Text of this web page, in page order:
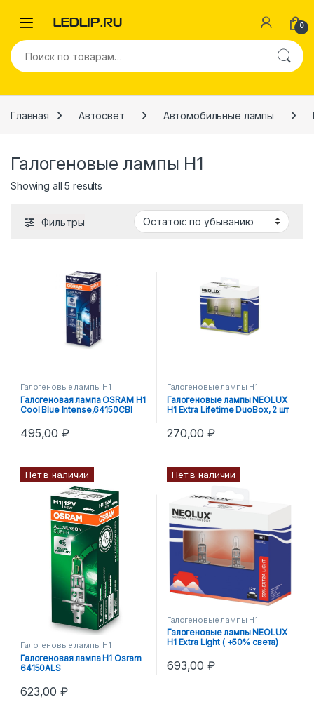
0
Искать:
Главная Автосвет Автомобильные лампы
Галогеновые лампы H1
Showing all 5 results
Фильтры
Галогеновые лампы H1
Галогеновая лампа OSRAM H1
Cool Blue Intense,64150CBI
495,00₽
Галогеновые лампы H1
Галогеновые лампы NEOLUX
H1 Extra Lifetime DuoBox, 2 шт
270,00₽
Нет в наличии
Галогеновые лампы H1
Галогеновая лампа H1 Osram
64150ALS
623,00₽
Нет в наличии
Галогеновые лампы H1
Галогеновые лампы NEOLUX
H1 Extra Light ( +50% света)
693,00₽